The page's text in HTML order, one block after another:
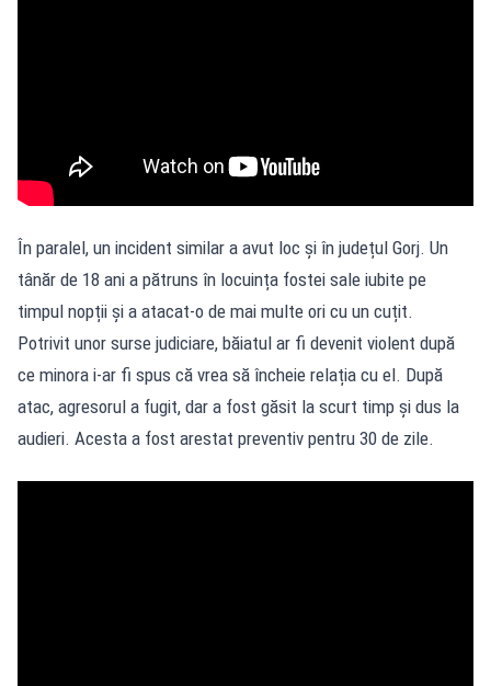
În paralel, un incident similar a avut loc și în județul Gorj. Un
tânăr de 18 ani a pătruns în locuința fostei sale iubite pe
timpul nopții și a atacat-o de mai multe ori cu un cuțit.
Potrivit unor surse judiciare, băiatul ar fi devenit violent după
ce minora i-ar fi spus că vrea să încheie relația cu el. După
atac, agresorul a fugit, dar a fost găsit la scurt timp și dus la
audieri. Acesta a fost arestat preventiv pentru 30 de zile.